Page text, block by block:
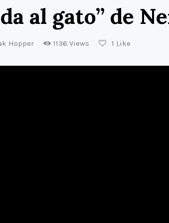
al gato” de
Hopper 1136 Views 1 Like